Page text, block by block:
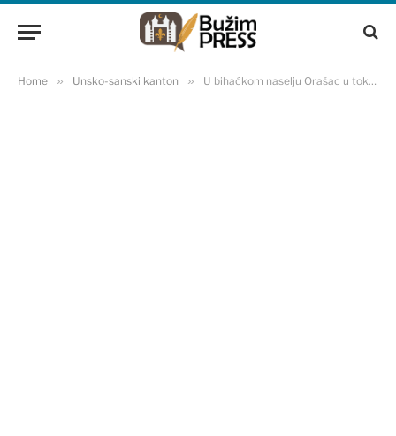
Home » Unsko-sanski kanton » U bihaćkom naselju Orašac u toku izgradnja nove ambulante (FOTO)